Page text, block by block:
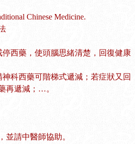
Chinese Medicine.
西藥，使頭腦思緒清楚，回復健康
科西藥可階梯式遞減；若症狀又回
再遞減；…。
並請中醫師協助。